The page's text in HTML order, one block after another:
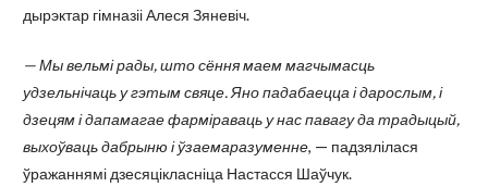
дырэктар гімназіі Алеся Зяневіч.
— Мы вельмі рады, што сёння маем магчымасць
удзельнічаць у гэтым свяце. Яно падабаецца і дарослым, і
дзецям і дапамагае фарміраваць у нас павагу да традыцый,
выхоўваць дабрыню і ўзаемаразуменне, — падзялілася
ўражаннямі дзесяцікласніца Настасся Шаўчук.